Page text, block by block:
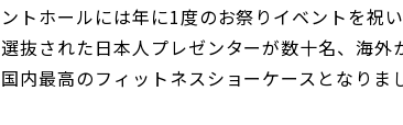
トホールには年に1度のお祭りイベントを祝
抜された日本人プレゼンターが数十名、海
内最高のフィットネスショーケースとなりま